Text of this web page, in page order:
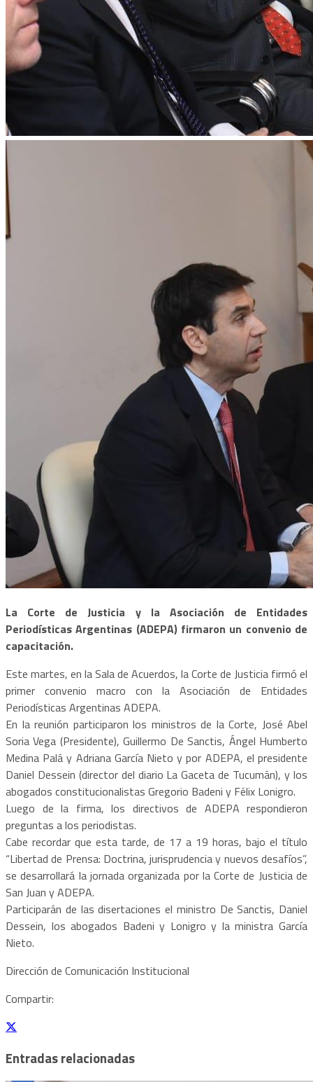
La Corte de Justicia y la Asociación de Entidades
Periodísticas Argentinas (ADEPA) firmaron un convenio de
capacitación.
Este martes, en la Sala de Acuerdos, la Corte de Justicia firmó el
primer convenio macro con la Asociación de Entidades
Periodísticas Argentinas ADEPA.
En la reunión participaron los ministros de la Corte, José Abel
Soria Vega (Presidente), Guillermo De Sanctis, Ángel Humberto
Medina Palá y Adriana García Nieto y por ADEPA, el presidente
Daniel Dessein (director del diario La Gaceta de Tucumán), y los
abogados constitucionalistas Gregorio Badeni y Félix Lonigro.
Luego de la firma, los directivos de ADEPA respondieron
preguntas a los periodistas.
Cabe recordar que esta tarde, de 17 a 19 horas, bajo el título
“Libertad de Prensa: Doctrina, jurisprudencia y nuevos desafíos”,
se desarrollará la jornada organizada por la Corte de Justicia de
San Juan y ADEPA.
Participarán de las disertaciones el ministro De Sanctis, Daniel
Dessein, los abogados Badeni y Lonigro y la ministra García
Nieto.
Dirección de Comunicación Institucional
Compartir:
Entradas relacionadas